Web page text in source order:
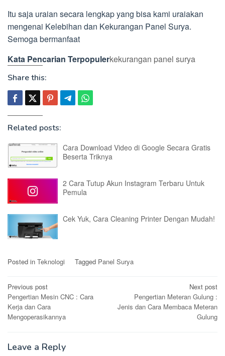
Itu saja uraian secara lengkap yang bisa kami uraiakan
mengenai Kelebihan dan Kekurangan Panel Surya.
Semoga bermanfaat
Kata Pencarian Terpopulerkekurangan panel surya
Share this:
Related posts:
Cara Download Video di Google Secara Gratis
Beserta Triknya
2 Cara Tutup Akun Instagram Terbaru Untuk
Pemula
Cek Yuk, Cara Cleaning Printer Dengan Mudah!
Posted in Teknologi Tagged Panel Surya
Post
navigation
Previous post
Pengertian Mesin CNC : Cara
Kerja dan Cara
Mengoperasikannya
Next post
Pengertian Meteran Gulung :
Jenis dan Cara Membaca Meteran
Gulung
Leave a Reply